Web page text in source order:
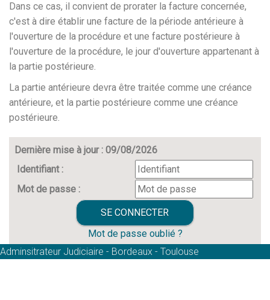
Dans ce cas, il convient de prorater la facture concernée,
c'est à dire établir une facture de la période antérieure à
l'ouverture de la procédure et une facture postérieure à
l'ouverture de la procédure, le jour d'ouverture appartenant à
la partie postérieure.
La partie antérieure devra être traitée comme une créance
antérieure, et la partie postérieure comme une créance
postérieure.
Dernière mise à jour : 09/08/2026
Identifiant :
Mot de passe :
Mot de passe oublié ?
Adminsitrateur Judiciaire - Bordeaux - Toulouse